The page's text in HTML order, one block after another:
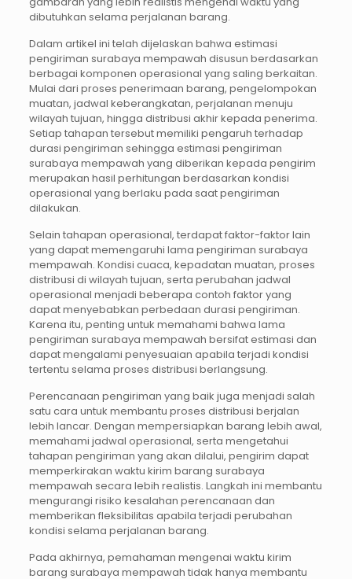
dibutuhkan selama perjalanan barang.
Dalam artikel ini telah dijelaskan bahwa estimasi
pengiriman surabaya mempawah disusun berdasarkan
berbagai komponen operasional yang saling berkaitan.
Mulai dari proses penerimaan barang, pengelompokan
muatan, jadwal keberangkatan, perjalanan menuju
wilayah tujuan, hingga distribusi akhir kepada penerima.
Setiap tahapan tersebut memiliki pengaruh terhadap
durasi pengiriman sehingga estimasi pengiriman
surabaya mempawah yang diberikan kepada pengirim
merupakan hasil perhitungan berdasarkan kondisi
operasional yang berlaku pada saat pengiriman
dilakukan.
Selain tahapan operasional, terdapat faktor-faktor lain
yang dapat memengaruhi lama pengiriman surabaya
mempawah. Kondisi cuaca, kepadatan muatan, proses
distribusi di wilayah tujuan, serta perubahan jadwal
operasional menjadi beberapa contoh faktor yang
dapat menyebabkan perbedaan durasi pengiriman.
Karena itu, penting untuk memahami bahwa lama
pengiriman surabaya mempawah bersifat estimasi dan
dapat mengalami penyesuaian apabila terjadi kondisi
tertentu selama proses distribusi berlangsung.
Perencanaan pengiriman yang baik juga menjadi salah
satu cara untuk membantu proses distribusi berjalan
lebih lancar. Dengan mempersiapkan barang lebih awal,
memahami jadwal operasional, serta mengetahui
tahapan pengiriman yang akan dilalui, pengirim dapat
memperkirakan waktu kirim barang surabaya
mempawah secara lebih realistis. Langkah ini membantu
mengurangi risiko kesalahan perencanaan dan
memberikan fleksibilitas apabila terjadi perubahan
kondisi selama perjalanan barang.
Pada akhirnya, pemahaman mengenai waktu kirim
barang surabaya mempawah tidak hanya membantu